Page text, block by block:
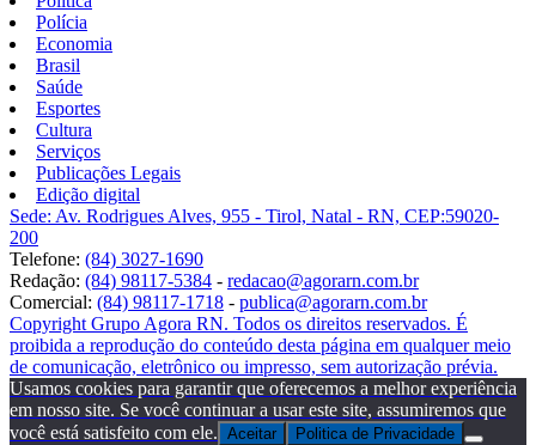
Polícia
Economia
Brasil
Saúde
Esportes
Cultura
Serviços
Publicações Legais
Edição digital
Sede: Av. Rodrigues Alves, 955 - Tirol, Natal - RN, CEP:59020-
200
Telefone: (84) 3027-1690
Redação: (84) 98117-5384 - redacao@agorarn.com.br
Comercial: (84) 98117-1718 - publica@agorarn.com.br
Copyright Grupo Agora RN. Todos os direitos reservados. É
proibida a reprodução do conteúdo desta página em qualquer meio
de comunicação, eletrônico ou impresso, sem autorização prévia.
Usamos cookies para garantir que oferecemos a melhor experiência
em nosso site. Se você continuar a usar este site, assumiremos que
você está satisfeito com ele. Aceitar Politica de Privacidade